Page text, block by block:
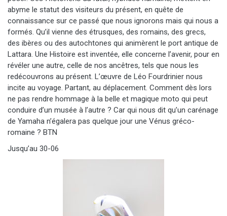
abyme le statut des visiteurs du présent, en quête de
connaissance sur ce passé que nous ignorons mais qui nous a
formés. Qu’il vienne des étrusques, des romains, des grecs,
des ibères ou des autochtones qui animèrent le port antique de
Lattara. Une Histoire est inventée, elle concerne l’avenir, pour en
révéler une autre, celle de nos ancêtres, tels que nous les
redécouvrons au présent. L’œuvre de Léo Fourdrinier nous
incite au voyage. Partant, au déplacement. Comment dès lors
ne pas rendre hommage à la belle et magique moto qui peut
conduire d’un musée à l’autre ? Car qui nous dit qu’un carénage
de Yamaha n’égalera pas quelque jour une Vénus gréco-
romaine ? BTN
Jusqu’au 30-06